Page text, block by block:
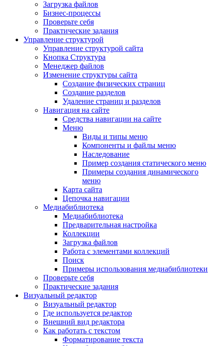
Загрузка файлов
Бизнес-процессы
Проверьте себя
Практические задания
Управление структурой
Управление структурой сайта
Кнопка Структура
Менеджер файлов
Изменение структуры сайта
Создание физических страниц
Создание разделов
Удаление страниц и разделов
Навигация на сайте
Средства навигации на сайте
Меню
Виды и типы меню
Компоненты и файлы меню
Наследование
Пример создания статического меню
Примеры создания динамического
меню
Карта сайта
Цепочка навигации
Медиабиблиотека
Медиабиблиотека
Предварительная настройка
Коллекции
Загрузка файлов
Работа с элементами коллекций
Поиск
Примеры использования медиабиблиотеки
Проверьте себя
Практические задания
Визуальный редактор
Визуальный редактор
Где используется редактор
Внешний вид редактора
Как работать с текстом
Форматирование текста